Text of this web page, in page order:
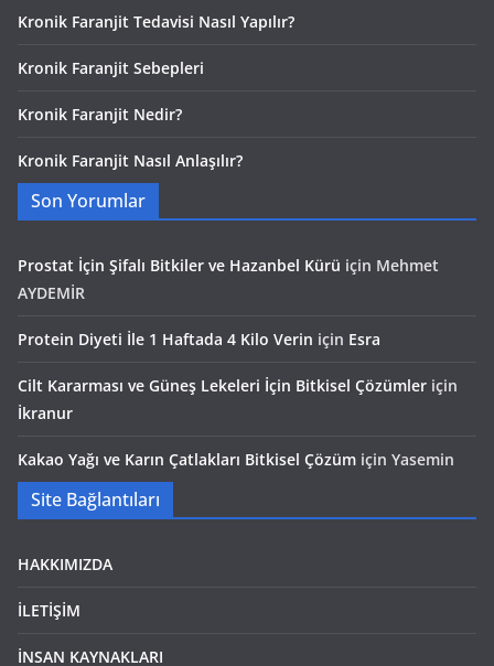
Kronik Faranjit Tedavisi Nasıl Yapılır?
Kronik Faranjit Sebepleri
Kronik Faranjit Nedir?
Kronik Faranjit Nasıl Anlaşılır?
Son Yorumlar
Prostat İçin Şifalı Bitkiler ve Hazanbel Kürü için Mehmet
AYDEMİR
Protein Diyeti İle 1 Haftada 4 Kilo Verin için Esra
Cilt Kararması ve Güneş Lekeleri İçin Bitkisel Çözümler için
İkranur
Kakao Yağı ve Karın Çatlakları Bitkisel Çözüm için Yasemin
Site Bağlantıları
HAKKIMIZDA
İLETİŞİM
İNSAN KAYNAKLARI